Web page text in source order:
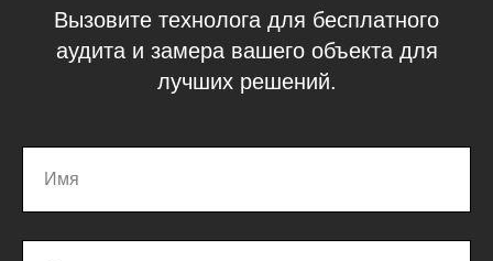
Вызовите технолога для бесплатного
аудита и замера вашего объекта для
лучших решений.
Имя